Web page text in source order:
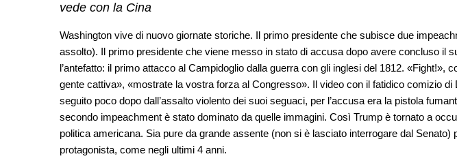
vede con la Cina
Washington vive di nuovo giornate storiche. Il primo presidente che subisce due
assolto). Il primo presidente che viene messo in stato di accusa dopo avere concluso il
l’antefatto: il primo attacco al Campidoglio dalla guerra con gli inglesi del 1812. «Fight!»,
gente cattiva», «mostrate la vostra forza al Congresso». Il video con il fatidico comizio di
seguito poco dopo dall’assalto violento dei suoi seguaci, per l’accusa era la pistola
secondo impeachment è stato dominato da quelle immagini. Così Trump è tornato a
politica americana. Sia pure da grande assente (non si è lasciato interrogare dal Senato)
protagonista, come negli ultimi 4 anni.